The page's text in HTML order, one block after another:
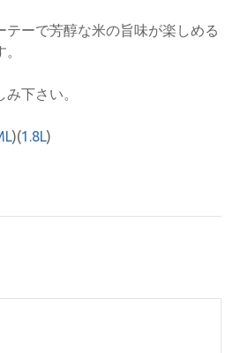
テーで芳醇な米の旨味が楽しめる
下さい。
)(1.8L)